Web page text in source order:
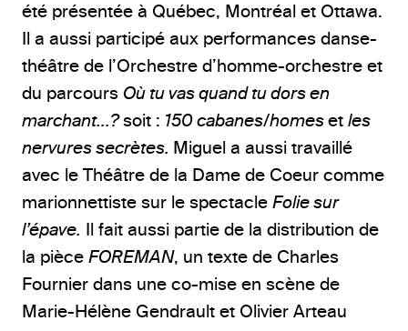
été présentée à Québec, Montréal et Ottawa.
Il a aussi participé aux performances danse-
théâtre de l’Orchestre d’homme-orchestre et
du parcours Où tu vas quand tu dors en
marchant…?soit : 150 cabanes/homeset les
nervures secrètes. Miguel a aussi travaillé
avec le Théâtre de la Dame de Coeur comme
marionnettiste sur le spectacle Folie sur
l’épave. Il fait aussi partie de la distribution de
la pièce FOREMAN, un texte de Charles
Fournier dans une co-mise en scène de
Marie-Hélène Gendrault et Olivier Arteau